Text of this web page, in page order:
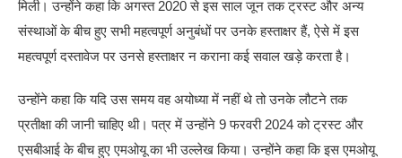
मिली। उन्होंने कहा कि अगस्त 2020 से इस साल जून तक ट्रस्ट और अन्य
संस्थाओं के बीच हुए सभी महत्वपूर्ण अनुबंधों पर उनके हस्ताक्षर हैं, ऐसे में इस
महत्वपूर्ण दस्तावेज पर उनसे हस्ताक्षर न कराना कई सवाल खड़े करता है।
उन्होंने कहा कि यदि उस समय वह अयोध्या में नहीं थे तो उनके लौटने तक
प्रतीक्षा की जानी चाहिए थी। पत्र में उन्होंने 9 फरवरी 2024 को ट्रस्ट और
एसबीआई के बीच हुए एमओयू का भी उल्लेख किया। उन्होंने कहा कि इस एमओयू